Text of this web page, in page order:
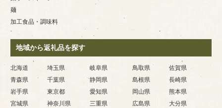
麺
加工食品・調味料
地域から返礼品を探す
北海道
青森県
岩手県
宮城県
埼玉県
千葉県
東京都
神奈川県
岐阜県
静岡県
愛知県
三重県
鳥取県
島根県
岡山県
広島県
佐賀県
長崎県
熊本県
大分県